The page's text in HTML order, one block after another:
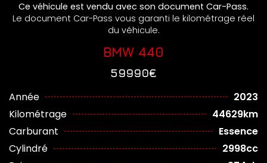
Ce véhicule est vendu avec son document Car-Pass.
Le document Car-Pass vous garanti le kilométrage réel
du véhicule.
BMW 440
59990€
Année
2023
Kilométrage
44629km
Carburant
Essence
Cylindré
2998cc